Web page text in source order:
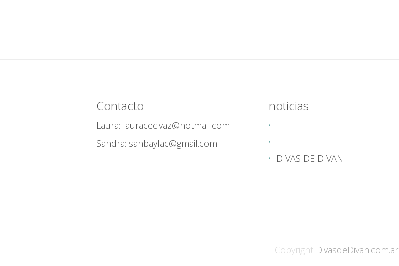
Contacto
Laura: lauracecivaz@hotmail.com
Sandra: sanbaylac@gmail.com
noticias
.
.
DIVAS DE DIVAN
Copyright DivasdeDivan.com.ar